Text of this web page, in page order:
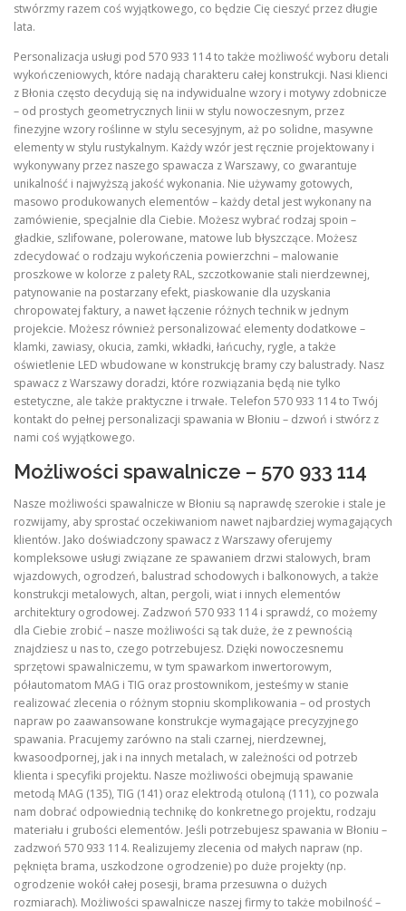
stwórzmy razem coś wyjątkowego, co będzie Cię cieszyć przez długie
lata.
Personalizacja usługi pod 570 933 114 to także możliwość wyboru detali
wykończeniowych, które nadają charakteru całej konstrukcji. Nasi klienci
z Błonia często decydują się na indywidualne wzory i motywy zdobnicze
– od prostych geometrycznych linii w stylu nowoczesnym, przez
finezyjne wzory roślinne w stylu secesyjnym, aż po solidne, masywne
elementy w stylu rustykalnym. Każdy wzór jest ręcznie projektowany i
wykonywany przez naszego spawacza z Warszawy, co gwarantuje
unikalność i najwyższą jakość wykonania. Nie używamy gotowych,
masowo produkowanych elementów – każdy detal jest wykonany na
zamówienie, specjalnie dla Ciebie. Możesz wybrać rodzaj spoin –
gładkie, szlifowane, polerowane, matowe lub błyszczące. Możesz
zdecydować o rodzaju wykończenia powierzchni – malowanie
proszkowe w kolorze z palety RAL, szczotkowanie stali nierdzewnej,
patynowanie na postarzany efekt, piaskowanie dla uzyskania
chropowatej faktury, a nawet łączenie różnych technik w jednym
projekcie. Możesz również personalizować elementy dodatkowe –
klamki, zawiasy, okucia, zamki, wkładki, łańcuchy, rygle, a także
oświetlenie LED wbudowane w konstrukcję bramy czy balustrady. Nasz
spawacz z Warszawy doradzi, które rozwiązania będą nie tylko
estetyczne, ale także praktyczne i trwałe. Telefon 570 933 114 to Twój
kontakt do pełnej personalizacji spawania w Błoniu – dzwoń i stwórz z
nami coś wyjątkowego.
Możliwości spawalnicze – 570 933 114
Nasze możliwości spawalnicze w Błoniu są naprawdę szerokie i stale je
rozwijamy, aby sprostać oczekiwaniom nawet najbardziej wymagających
klientów. Jako doświadczony spawacz z Warszawy oferujemy
kompleksowe usługi związane ze spawaniem drzwi stalowych, bram
wjazdowych, ogrodzeń, balustrad schodowych i balkonowych, a także
konstrukcji metalowych, altan, pergoli, wiat i innych elementów
architektury ogrodowej. Zadzwoń 570 933 114 i sprawdź, co możemy
dla Ciebie zrobić – nasze możliwości są tak duże, że z pewnością
znajdziesz u nas to, czego potrzebujesz. Dzięki nowoczesnemu
sprzętowi spawalniczemu, w tym spawarkom inwertorowym,
półautomatom MAG i TIG oraz prostownikom, jesteśmy w stanie
realizować zlecenia o różnym stopniu skomplikowania – od prostych
napraw po zaawansowane konstrukcje wymagające precyzyjnego
spawania. Pracujemy zarówno na stali czarnej, nierdzewnej,
kwasoodpornej, jak i na innych metalach, w zależności od potrzeb
klienta i specyfiki projektu. Nasze możliwości obejmują spawanie
metodą MAG (135), TIG (141) oraz elektrodą otuloną (111), co pozwala
nam dobrać odpowiednią technikę do konkretnego projektu, rodzaju
materiału i grubości elementów. Jeśli potrzebujesz spawania w Błoniu –
zadzwoń 570 933 114. Realizujemy zlecenia od małych napraw (np.
pęknięta brama, uszkodzone ogrodzenie) po duże projekty (np.
ogrodzenie wokół całej posesji, brama przesuwna o dużych
rozmiarach). Możliwości spawalnicze naszej firmy to także mobilność –